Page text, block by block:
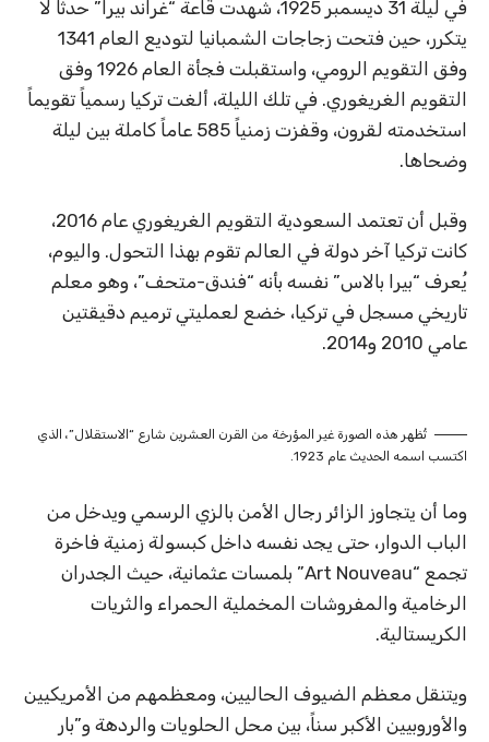
في ليلة 31 ديسمبر 1925، شهدت قاعة “غراند بيرا” حدثاً لا
يتكرر، حين فتحت زجاجات الشمبانيا لتوديع العام 1341
وفق التقويم الرومي، واستقبلت فجأة العام 1926 وفق
التقويم الغريغوري. في تلك الليلة، ألغت تركيا رسمياً تقويماً
استخدمته لقرون، وقفزت زمنياً 585 عاماً كاملة بين ليلة
وضحاها.
وقبل أن تعتمد السعودية التقويم الغريغوري عام 2016،
كانت تركيا آخر دولة في العالم تقوم بهذا التحول. واليوم،
يُعرف “بيرا بالاس” نفسه بأنه “فندق-متحف”، وهو معلم
تاريخي مسجل في تركيا، خضع لعمليتي ترميم دقيقتين
عامي 2010 و2014.
تُظهر هذه الصورة غير المؤرخة من القرن العشرين شارع “الاستقلال”، الذي
اكتسب اسمه الحديث عام 1923.
وما أن يتجاوز الزائر رجال الأمن بالزي الرسمي ويدخل من
الباب الدوار، حتى يجد نفسه داخل كبسولة زمنية فاخرة
تجمع “Art Nouveau” بلمسات عثمانية، حيث الجدران
الرخامية والمفروشات المخملية الحمراء والثريات
الكريستالية.
ويتنقل معظم الضيوف الحاليين، ومعظمهم من الأمريكيين
والأوروبيين الأكبر سناً، بين محل الحلويات والردهة و”بار